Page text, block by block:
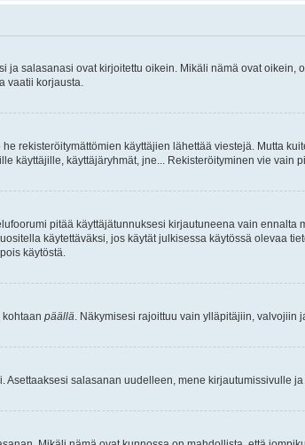
salasanasi ovat kirjoitettu oikein. Mikäli nämä ovat
vaatii korjausta.
rekisteröitymättömien käyttäjien lähettää viestejä. Mutta
käyttäjille, käyttäjäryhmät, jne... Rekisteröityminen vie vain
pitää käyttäjätunnuksesi kirjautuneena vain
käytettäväksi, jos käytät julkisessa käytössä olevaa
käytöstä.
kohtaan päällä . Näkymisesi rajoittuu vain ylläpitäjiin,
salasanan uudelleen, mene kirjautumissivulle